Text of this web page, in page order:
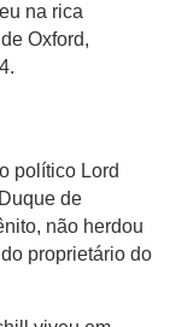
na rica
Oxford,
político Lord
de
não herdou
proprietário do